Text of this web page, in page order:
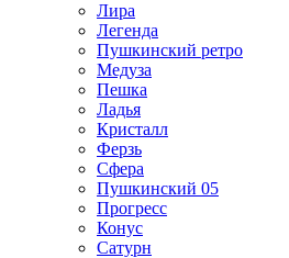
Лира
Легенда
Пушкинский ретро
Медуза
Пешка
Ладья
Кристалл
Ферзь
Сфера
Пушкинский 05
Прогресс
Конус
Сатурн